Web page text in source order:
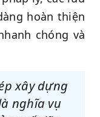
hoàn thiện
chóng và
xây dựng
nghĩa vụ